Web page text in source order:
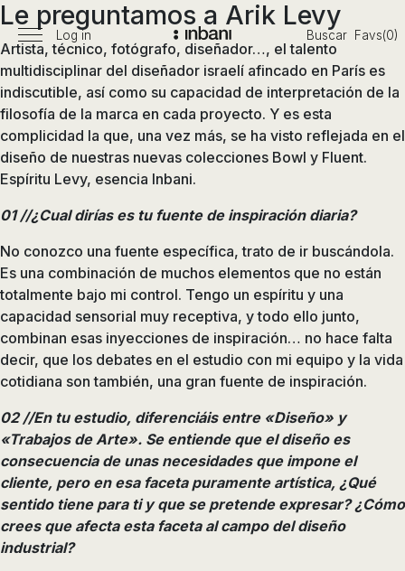
Pasar
contenido
Vanguardia
en
diseño
de
baños,
siguiendo
las
nuevos
materiales
y
tecnologías
en
muebles,
lavabos,
bañeras,
de
ducha,
accesorios…
Menú
principal
Log in Buscar Favs(0)
Le preguntamos a Arik Levy
Artista, técnico, fotógrafo, diseñador…, el talento
multidisciplinar del diseñador israelí afincado en París es
indiscutible, así como su capacidad de interpretación de la
filosofía de la marca en cada proyecto. Y es esta
complicidad la que, una vez más, se ha visto reflejada en el
diseño de nuestras nuevas colecciones Bowl y Fluent.
Espíritu Levy, esencia Inbani.
01 //¿Cual dirías es tu fuente de inspiración diaria?
No conozco una fuente específica, trato de ir buscándola.
Es una combinación de muchos elementos que no están
totalmente bajo mi control. Tengo un espíritu y una
capacidad sensorial muy receptiva, y todo ello junto,
combinan esas inyecciones de inspiración… no hace falta
decir, que los debates en el estudio con mi equipo y la vida
cotidiana son también, una gran fuente de inspiración.
02 //En tu estudio, diferenciáis entre «Diseño» y
«Trabajos de Arte». Se entiende que el diseño es
consecuencia de unas necesidades que impone el
cliente, pero en esa faceta puramente artística, ¿Qué
sentido tiene para ti y que se pretende expresar? ¿Cómo
crees que afecta esta faceta al campo del diseño
industrial?